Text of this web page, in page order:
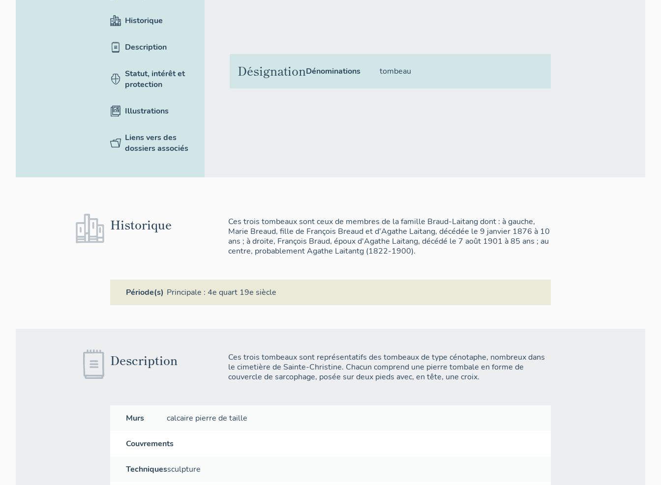
Historique
Description
Statut, intérêt et
protection
Illustrations
Liens vers des
dossiers associés
DésignationDénominations tombeau
Historique
Ces trois tombeaux sont ceux de membres de la famille Braud-Laitang dont : à gauche,
Marie Breaud, fille de François Breaud et d'Agathe Laitang, décédée le 9 janvier 1876 à 10
ans ; à droite, François Braud, époux d'Agathe Laitang, décédé le 7 août 1901 à 85 ans ; au
centre, probablement Agathe Laitantg (1822-1900).
Période(s) Principale :4e quart 19e siècle
Description
Ces trois tombeaux sont représentatifs des tombeaux de type cénotaphe, nombreux dans
le cimetière de Sainte-Christine. Chacun comprend une pierre tombale en forme de
couvercle de sarcophage, posée sur deux pieds avec, en tête, une croix.
Murs calcaire pierre de taille
Couvrements
Techniquessculpture